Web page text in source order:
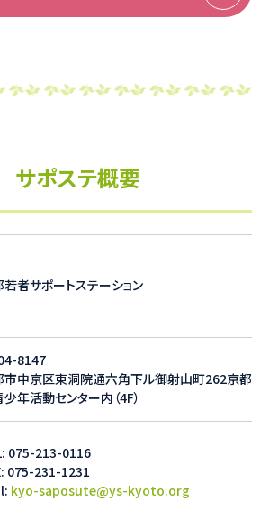
サポステ概要
若者サポートステーション
8147
市中京区東洞院通六角下ル御射山町262京都市中
年活動センター内（4F）
075-213-0116
075-231-1231
kyo-saposute@ys-kyoto.org